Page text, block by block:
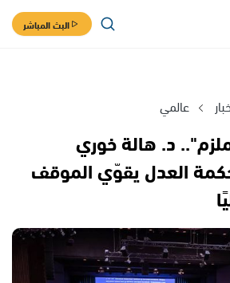
البث المباشر
عالمي
د. هالة خوري
العدل يقوّي الموقف